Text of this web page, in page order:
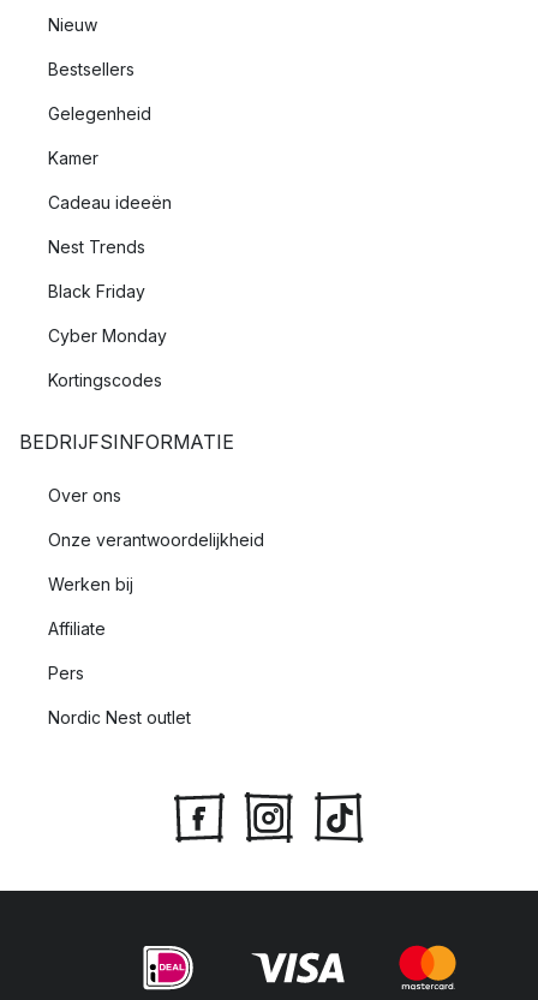
Nieuw
Bestsellers
Gelegenheid
Kamer
Cadeau ideeën
Nest Trends
Black Friday
Cyber Monday
Kortingscodes
BEDRIJFSINFORMATIE
Over ons
Onze verantwoordelijkheid
Werken bij
Affiliate
Pers
Nordic Nest outlet